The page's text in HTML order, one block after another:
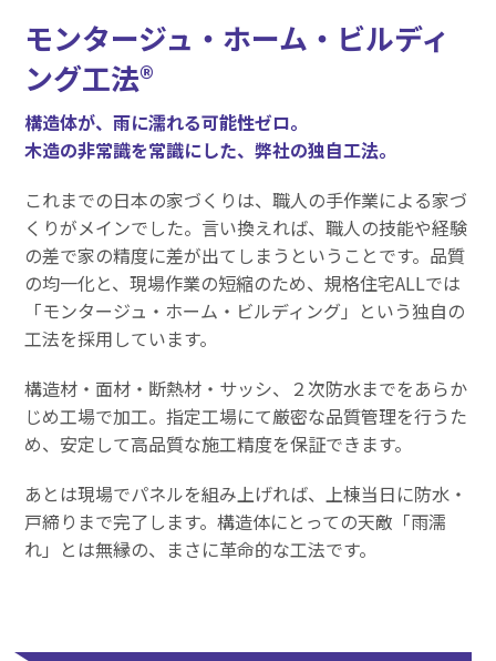
モンタージュ・ホーム・ビルディ
ング工法®
構造体が、雨に濡れる可能性ゼロ。
木造の非常識を常識にした、弊社の独自工法。
これまでの日本の家づくりは、職人の手作業による家づ
くりがメインでした。言い換えれば、職人の技能や経験
の差で家の精度に差が出てしまうということです。品質
の均一化と、現場作業の短縮のため、規格住宅ALLでは
「モンタージュ・ホーム・ビルディング」という独自の
工法を採用しています。
構造材・面材・断熱材・サッシ、２次防水までをあらか
じめ工場で加工。指定工場にて厳密な品質管理を行うた
め、安定して高品質な施工精度を保証できます。
あとは現場でパネルを組み上げれば、上棟当日に防水・
戸締りまで完了します。構造体にとっての天敵「雨濡
れ」とは無縁の、まさに革命的な工法です。